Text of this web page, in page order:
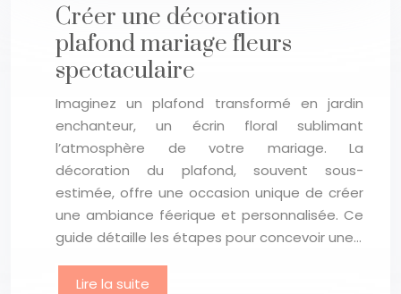
Créer une décoration
plafond mariage fleurs
spectaculaire
Imaginez un plafond transformé en jardin
enchanteur, un écrin floral sublimant
l’atmosphère de votre mariage. La
décoration du plafond, souvent sous-
estimée, offre une occasion unique de créer
une ambiance féerique et personnalisée. Ce
guide détaille les étapes pour concevoir une…
Lire la suite